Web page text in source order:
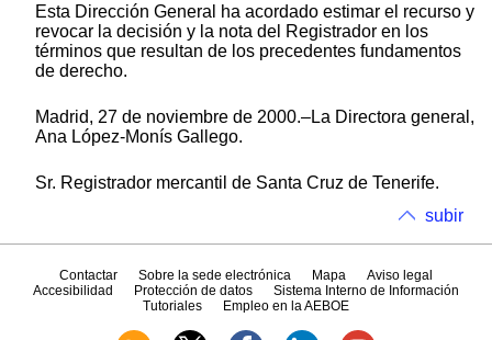
Esta Dirección General ha acordado estimar el recurso y
revocar la decisión y la nota del Registrador en los
términos que resultan de los precedentes fundamentos
de derecho.
Madrid, 27 de noviembre de 2000.–La Directora general,
Ana López-Monís Gallego.
Sr. Registrador mercantil de Santa Cruz de Tenerife.
subir
Contactar Sobre la sede electrónica Mapa
Aviso legal
Accesibilidad
Protección de datos
Sistema Interno de Información
Tutoriales
Empleo en la AEBOE